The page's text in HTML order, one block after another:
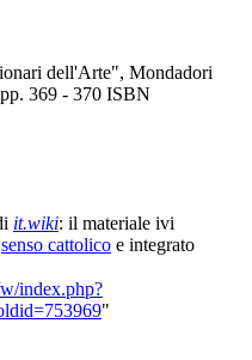
dell'Arte", Mondadori
369 - 370 ISBN
it.wiki: il materiale ivi
senso cattolico e integrato
index.php?
"